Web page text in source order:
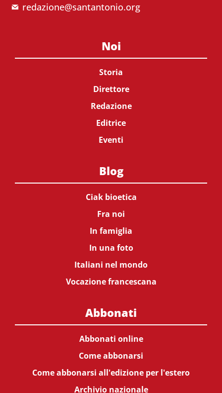
redazione@santantonio.org
Noi
Storia
Direttore
Redazione
Editrice
Eventi
Blog
Ciak bioetica
Fra noi
In famiglia
In una foto
Italiani nel mondo
Vocazione francescana
Abbonati
Abbonati online
Come abbonarsi
Come abbonarsi all'edizione per l'estero
Archivio nazionale